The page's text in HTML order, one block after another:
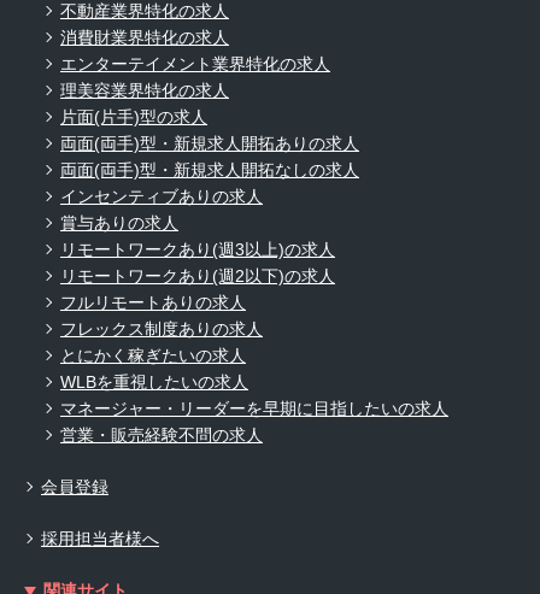
不動産業界特化の求人
消費財業界特化の求人
エンターテイメント業界特化の求人
理美容業界特化の求人
片面(片手)型の求人
両面(両手)型・新規求人開拓ありの求人
両面(両手)型・新規求人開拓なしの求人
インセンティブありの求人
賞与ありの求人
リモートワークあり(週3以上)の求人
リモートワークあり(週2以下)の求人
フルリモートありの求人
フレックス制度ありの求人
とにかく稼ぎたいの求人
WLBを重視したいの求人
マネージャー・リーダーを早期に目指したいの求人
営業・販売経験不問の求人
会員登録
採用担当者様へ